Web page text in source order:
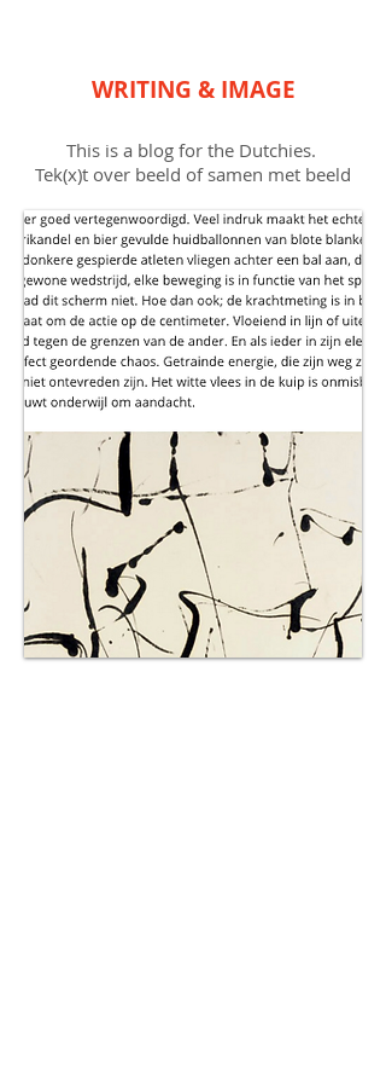
WRITING & IMAGE
This is a blog for the Dutchies.
Tek(x)t over beeld of samen met beeld